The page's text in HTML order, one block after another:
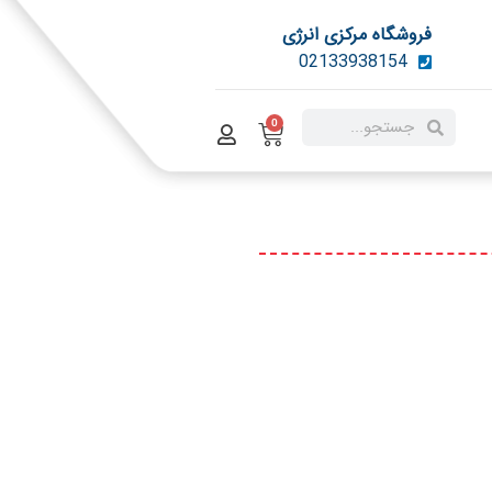
فروشگاه مرکزی انرژی
02133938154
0